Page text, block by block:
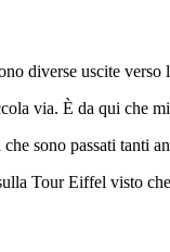
diverse uscite
via. È da qui che
sono passati tanti
Tour Eiffel visto